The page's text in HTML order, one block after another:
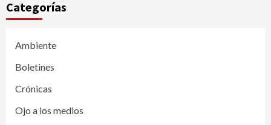
Categorías
Ambiente
Boletines
Crónicas
Ojo a los medios